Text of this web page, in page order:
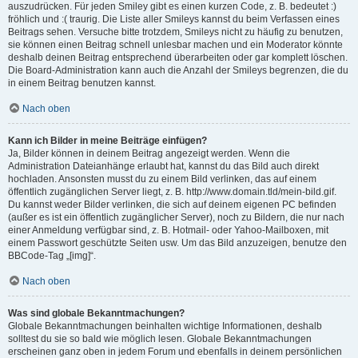
auszudrücken. Für jeden Smiley gibt es einen kurzen Code, z. B. bedeutet :)
fröhlich und :( traurig. Die Liste aller Smileys kannst du beim Verfassen eines
Beitrags sehen. Versuche bitte trotzdem, Smileys nicht zu häufig zu benutzen,
sie können einen Beitrag schnell unlesbar machen und ein Moderator könnte
deshalb deinen Beitrag entsprechend überarbeiten oder gar komplett löschen.
Die Board-Administration kann auch die Anzahl der Smileys begrenzen, die du
in einem Beitrag benutzen kannst.
Nach oben
Kann ich Bilder in meine Beiträge einfügen?
Ja, Bilder können in deinem Beitrag angezeigt werden. Wenn die
Administration Dateianhänge erlaubt hat, kannst du das Bild auch direkt
hochladen. Ansonsten musst du zu einem Bild verlinken, das auf einem
öffentlich zugänglichen Server liegt, z. B. http://www.domain.tld/mein-bild.gif.
Du kannst weder Bilder verlinken, die sich auf deinem eigenen PC befinden
(außer es ist ein öffentlich zugänglicher Server), noch zu Bildern, die nur nach
einer Anmeldung verfügbar sind, z. B. Hotmail- oder Yahoo-Mailboxen, mit
einem Passwort geschützte Seiten usw. Um das Bild anzuzeigen, benutze den
BBCode-Tag „[img]“.
Nach oben
Was sind globale Bekanntmachungen?
Globale Bekanntmachungen beinhalten wichtige Informationen, deshalb
solltest du sie so bald wie möglich lesen. Globale Bekanntmachungen
erscheinen ganz oben in jedem Forum und ebenfalls in deinem persönlichen